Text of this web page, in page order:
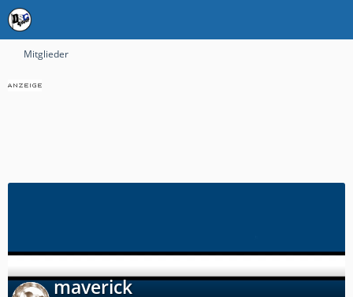
Mitglieder
maverick